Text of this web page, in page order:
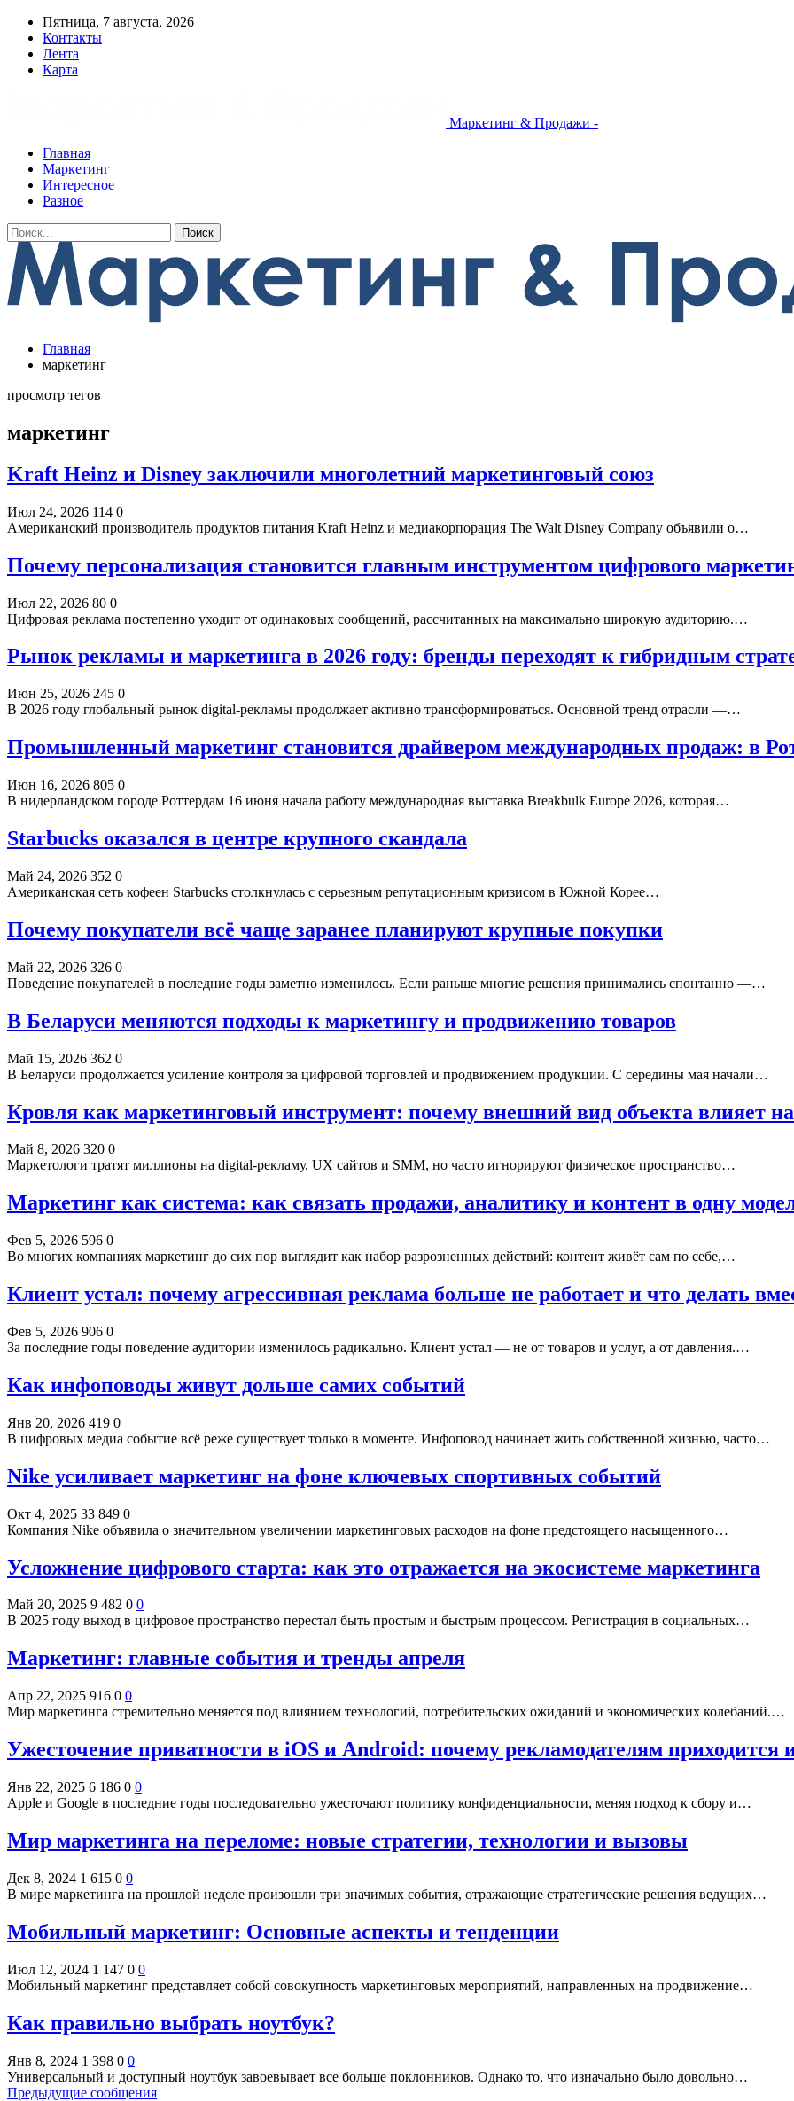
Пятница, 7 августа, 2026
Контакты
Лента
Карта
Маркетинг & Продажи -
Главная
Маркетинг
Интересное
Разное
Главная
маркетинг
просмотр тегов
маркетинг
Kraft Heinz и Disney заключили многолетний маркетинговый союз
Июл 24, 2026 114 0
Американский производитель продуктов питания Kraft Heinz и медиакорпорация The Walt Disney Company объявили о…
Почему персонализация становится главным инструментом цифрового
Июл 22, 2026 80 0
Цифровая реклама постепенно уходит от одинаковых сообщений, рассчитанных на максимально широкую аудиторию.…
Рынок рекламы и маркетинга в 2026 году: бренды переходят к гибридным
Июн 25, 2026 245 0
В 2026 году глобальный рынок digital-рекламы продолжает активно трансформироваться. Основной тренд отрасли —…
Промышленный маркетинг становится драйвером международных продаж: в
Июн 16, 2026 805 0
В нидерландском городе Роттердам 16 июня начала работу международная выставка Breakbulk Europe 2026, которая…
Starbucks оказался в центре крупного скандала
Май 24, 2026 352 0
Американская сеть кофеен Starbucks столкнулась с серьезным репутационным кризисом в Южной Корее…
Почему покупатели всё чаще заранее планируют крупные покупки
Май 22, 2026 326 0
Поведение покупателей в последние годы заметно изменилось. Если раньше многие решения принимались спонтанно —…
В Беларуси меняются подходы к маркетингу и продвижению товаров
Май 15, 2026 362 0
В Беларуси продолжается усиление контроля за цифровой торговлей и продвижением продукции. С середины мая начали…
Кровля как маркетинговый инструмент: почему внешний вид объекта влияет
Май 8, 2026 320 0
Маркетологи тратят миллионы на digital-рекламу, UX сайтов и SMM, но часто игнорируют физическое пространство…
Маркетинг как система: как связать продажи, аналитику и контент в одну
Фев 5, 2026 596 0
Во многих компаниях маркетинг до сих пор выглядит как набор разрозненных действий: контент живёт сам по себе,…
Клиент устал: почему агрессивная реклама больше не работает и что делать
Фев 5, 2026 906 0
За последние годы поведение аудитории изменилось радикально. Клиент устал — не от товаров и услуг, а от давления.…
Как инфоповоды живут дольше самих событий
Янв 20, 2026 419 0
В цифровых медиа событие всё реже существует только в моменте. Инфоповод начинает жить собственной жизнью, часто…
Nike усиливает маркетинг на фоне ключевых спортивных событий
Окт 4, 2025 33 849 0
Компания Nike объявила о значительном увеличении маркетинговых расходов на фоне предстоящего насыщенного…
Усложнение цифрового старта: как это отражается на экосистеме маркетинга
Май 20, 2025 9 482 0 0
В 2025 году выход в цифровое пространство перестал быть простым и быстрым процессом. Регистрация в социальных…
Маркетинг: главные события и тренды апреля
Апр 22, 2025 916 0 0
Мир маркетинга стремительно меняется под влиянием технологий, потребительских ожиданий и экономических колебаний.…
Ужесточение приватности в iOS и Android: почему рекламодателям приходится
Янв 22, 2025 6 186 0 0
Apple и Google в последние годы последовательно ужесточают политику конфиденциальности, меняя подход к сбору и…
Мир маркетинга на переломе: новые стратегии, технологии и вызовы
Дек 8, 2024 1 615 0 0
В мире маркетинга на прошлой неделе произошли три значимых события, отражающие стратегические решения ведущих…
Мобильный маркетинг: Основные аспекты и тенденции
Июл 12, 2024 1 147 0 0
Мобильный маркетинг представляет собой совокупность маркетинговых мероприятий, направленных на продвижение…
Как правильно выбрать ноутбук?
Янв 8, 2024 1 398 0 0
Универсальный и доступный ноутбук завоевывает все больше поклонников. Однако то, что изначально было довольно…
Предыдущие сообщения